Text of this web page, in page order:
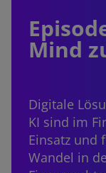
Mind
Digitale
KI sind im
Einsatz und
Wandel in